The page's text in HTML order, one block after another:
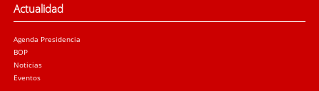
Actualidad
Agenda Presidencia
BOP
Noticias
Eventos